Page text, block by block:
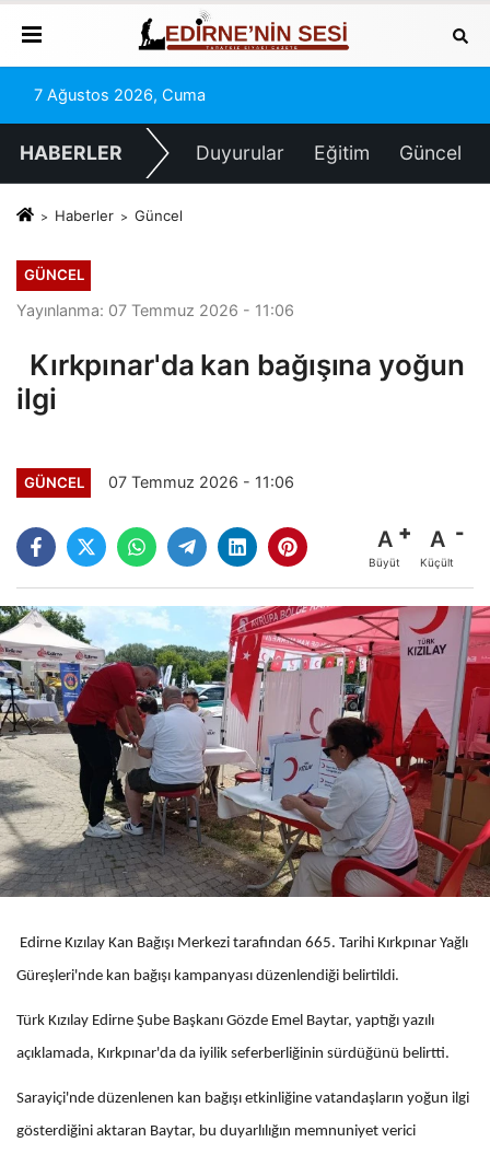
7 Ağustos 2026, Cuma
HABERLER Duyurular Eğitim Güncel
Haberler Güncel
GÜNCEL
Yayınlanma: 07 Temmuz 2026 - 11:06
Kırkpınar'da kan bağışına yoğun
ilgi
GÜNCEL 07 Temmuz 2026 - 11:06
A
Büyüt
A
Küçült
Edirne Kızılay Kan Bağışı Merkezi tarafından 665. Tarihi Kırkpınar Yağlı
Güreşleri'nde kan bağışı kampanyası düzenlendiği belirtildi.
Türk Kızılay Edirne Şube Başkanı Gözde Emel Baytar, yaptığı yazılı
açıklamada, Kırkpınar'da da iyilik seferberliğinin sürdüğünü belirtti.
Sarayiçi'nde düzenlenen kan bağışı etkinliğine vatandaşların yoğun ilgi
gösterdiğini aktaran Baytar, bu duyarlılığın memnuniyet verici